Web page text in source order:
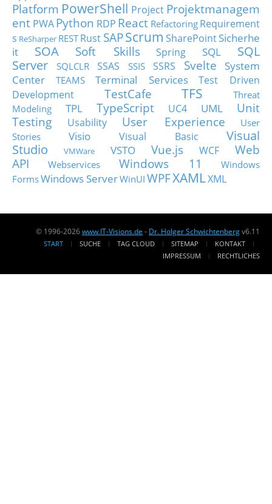
Platform PowerShell Project Projektmanagem
ent PWA Python RDP React Refactoring Requirement
s ReSharper RESTRust SAPScrum SharePointSicherhe
it
SOA Soft Skills Spring SQL
SQL
Server
SQLCLR SSAS SSIS SSRS Svelte
System
Center
TEAMS Terminal Services
Test Driven
Development
TestCafe TFS
Threat
Modeling
TPL TypeScript UC4 UML
Unit
Testing
Usability User Experience
User
Stories
Visio Visual Basic
Visual
Studio
VMWare VSTO Vue.js WCF
Web
API
Webservices Windows 11
Windows
FormsWindows ServerWinUI WPFXAMLXML
© 1996-2026www.IT-Visions.de - Dr. Holger Schwichtenbergv6.11
START SUCHE TAG CLOUD SITEMAP
KONTAKT
IMPRESSUM
RECHTLICHES